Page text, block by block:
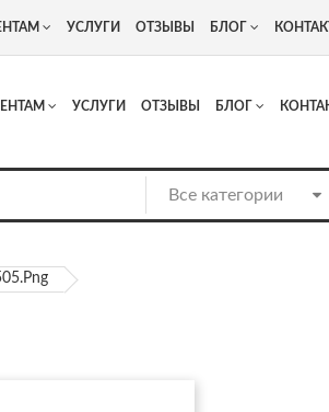
Котельнический проезд 13 +7
УСЛУГИ ОТЗЫВЫ БЛОГ
УСЛУГИ ОТЗЫВЫ БЛОГ